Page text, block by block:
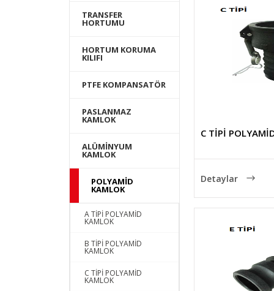
TRANSFER
HORTUMU
HORTUM KORUMA
KILIFI
PTFE KOMPANSATÖR
PASLANMAZ
KAMLOK
ALÜMİNYUM
KAMLOK
POLYAMİD
KAMLOK
A TİPİ POLYAMİD
KAMLOK
B TİPİ POLYAMİD
KAMLOK
C TİPİ POLYAMİD
KAMLOK
C TİPİ
Detaylar